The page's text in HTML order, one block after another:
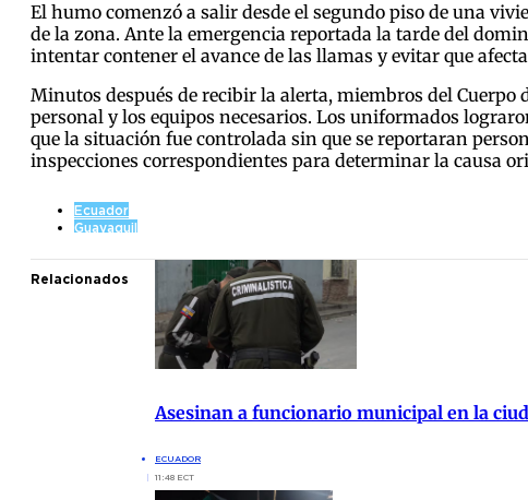
El humo comenzó a salir desde el segundo piso de una
de la zona. Ante la emergencia reportada la tarde del
intentar contener el avance de las llamas y evitar que
Minutos después de recibir la alerta, miembros del Cuerpo
personal y los equipos necesarios. Los uniformados
que la situación fue controlada sin que se reportaran
inspecciones correspondientes para determinar la causa
Ecuador
Guayaquil
Relacionados
Asesinan a funcionario municipal en la
ECUADOR
11:48 ECT